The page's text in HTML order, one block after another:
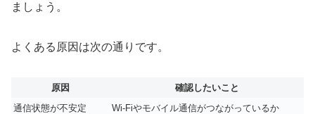
ましょう。
よくある原因は次の通りです。
原因
確認したいこと
通信状態が不安定
Wi-Fiやモバイル通信がつながっているか